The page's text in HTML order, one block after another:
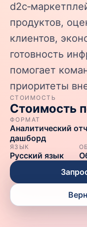
продуктов,
клиентов,
готовность
помогает
приоритеты
СТОИМОСТЬ
Стоимость
ФОРМАТ
Аналитический
дашборд
ЯЗЫК
Русский язык